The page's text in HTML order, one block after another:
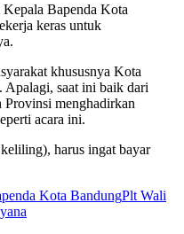
Bapenda Kota
keras untuk
khususnya Kota
Apalagi, saat ini baik dari
Provinsi menghadirkan
acara ini.
harus ingat bayar
Kota BandungPlt Wali